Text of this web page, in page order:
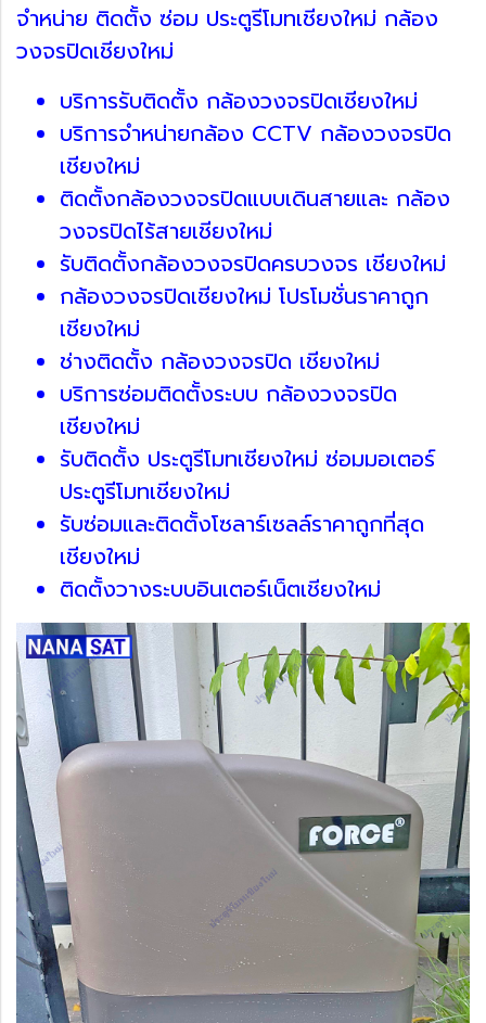
จำหน่าย ติดตั้ง ซ่อม ประตูรีโมทเชียงใหม่ กล้อง
วงจรปิดเชียงใหม่
บริการรับติดตั้ง กล้องวงจรปิดเชียงใหม่
บริการจำหน่ายกล้อง CCTV กล้องวงจรปิด
เชียงใหม่
ติดตั้งกล้องวงจรปิดแบบเดินสายและ กล้อง
วงจรปิดไร้สายเชียงใหม่
รับติดตั้งกล้องวงจรปิดครบวงจร เชียงใหม่
กล้องวงจรปิดเชียงใหม่ โปรโมชั่นราคาถูก
เชียงใหม่
ช่างติดตั้ง กล้องวงจรปิด เชียงใหม่
บริการซ่อมติดตั้งระบบ กล้องวงจรปิด
เชียงใหม่
รับติดตั้ง ประตูรีโมทเชียงใหม่ ซ่อมมอเตอร์
ประตูรีโมทเชียงใหม่
รับซ่อมและติดตั้งโซลาร์เซลล์ราคาถูกที่สุด
เชียงใหม่
ติดตั้งวางระบบอินเตอร์เน็ตเชียงใหม่